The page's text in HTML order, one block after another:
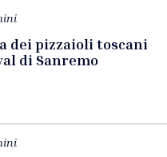
dei pizzaioli toscani
di Sanremo